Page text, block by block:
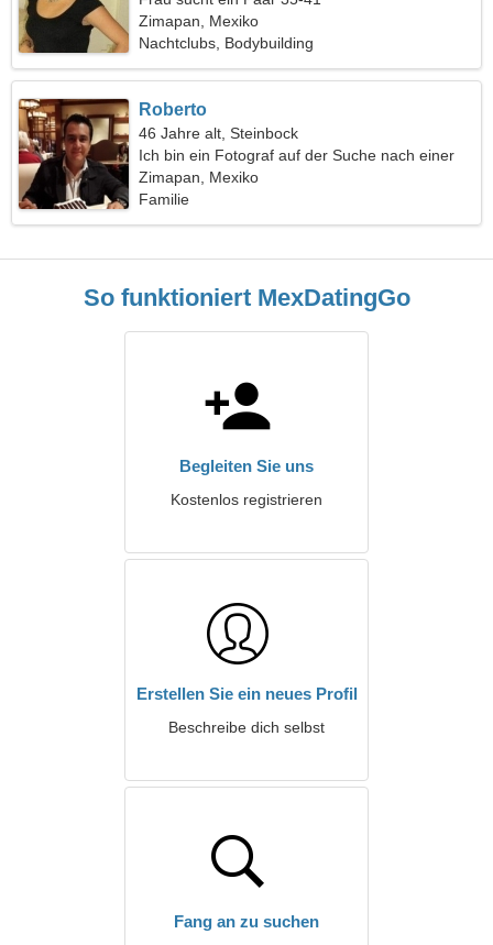
Zimapan, Mexiko
Nachtclubs, Bodybuilding
Roberto
46 Jahre alt, Steinbock
Ich bin ein Fotograf auf der Suche nach einer
schlanken Frau
Zimapan, Mexiko
Familie
So funktioniert MexDatingGo
Begleiten Sie uns
Kostenlos registrieren
Erstellen Sie ein neues Profil
Beschreibe dich selbst
Fang an zu suchen